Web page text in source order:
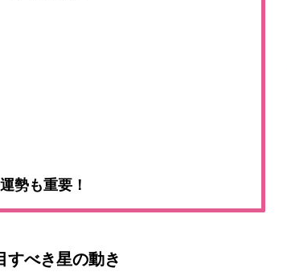
勢も重要！
すべき星の動き